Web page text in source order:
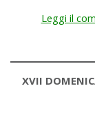
Leggi il
XVII